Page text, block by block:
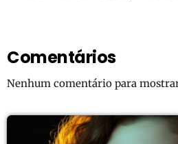
Comentários
Nenhum comentário para